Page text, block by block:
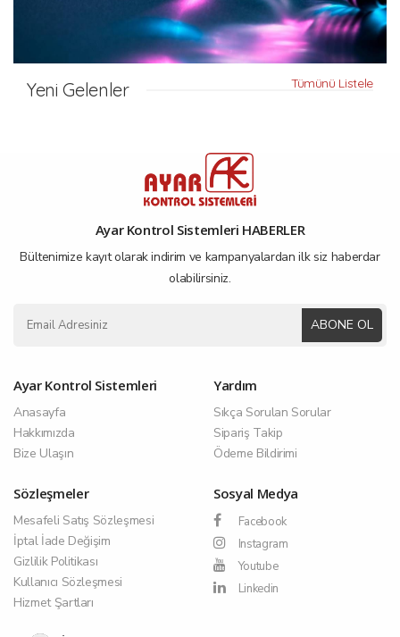
Yeni Gelenler Tümünü Listele
Ayar Kontrol Sistemleri HABERLER
Bültenimize kayıt olarak indirim ve kampanyalardan ilk siz haberdar
olabilirsiniz.
ABONE OL
Ayar Kontrol Sistemleri
Anasayfa
Hakkımızda
Bize Ulaşın
Yardım
Sıkça Sorulan Sorular
Sipariş Takip
Ödeme Bildirimi
Sözleşmeler
Mesafeli Satış Sözleşmesi
İptal İade Değişim
Gizlilik Politikası
Kullanıcı Sözleşmesi
Hizmet Şartları
Sosyal Medya
Facebook
Instagram
Youtube
Linkedin